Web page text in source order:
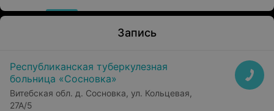
Запись
Республиканская туберкулезная
больница «Сосновка»
Витебская обл. д. Сосновка, ул. Кольцевая,
27А/5